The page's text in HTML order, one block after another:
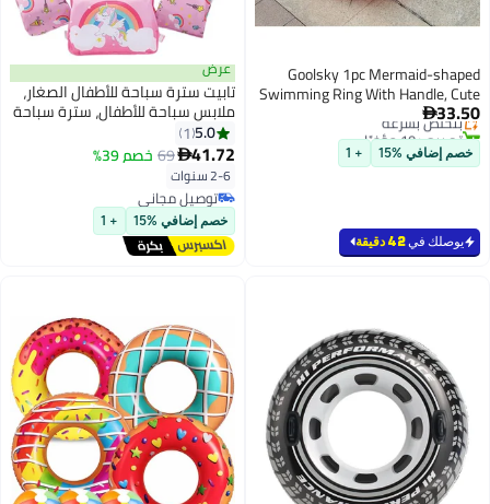
عرض
تابيت سترة سباحة للأطفال الصغار،
ملابس سباحة للأطفال، سترة سباحة
آمنة للأطفال من عمر سنتين إلى
ست سنوات (لون المهر الوردي)
5.0
1
41.72
69 خصم 39%
2-6 سنوات